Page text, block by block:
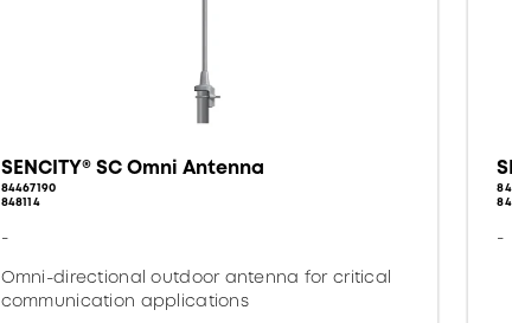
SENCITY® SC Omni Antenna
84467190
848114
-
Omni-directional outdoor antenna for critical
communication applications
-